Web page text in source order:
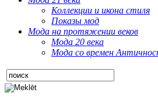
Коллекции и икона стиля
Показы мод
Мода на протяжении веков
Мода 20 века
Мода со времен